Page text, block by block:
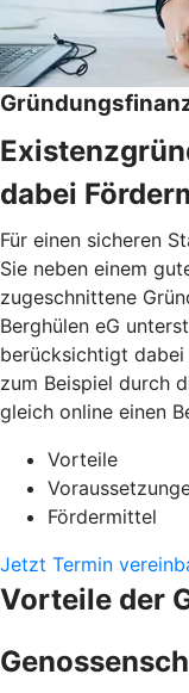
dabei
Für einen sicheren
Sie neben einem
zugeschnittene
Berghülen eG
berücksichtigt
zum Beispiel durch
gleich online einen
Vorteile
Fördermittel
Jetzt Termin
Vorteile der